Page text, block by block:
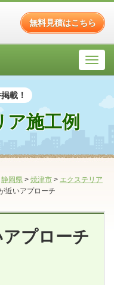
無料見積はこちら
載！
ア施工例
静岡県 > 焼津市 > エクステリア
近いアプローチ
プローチ